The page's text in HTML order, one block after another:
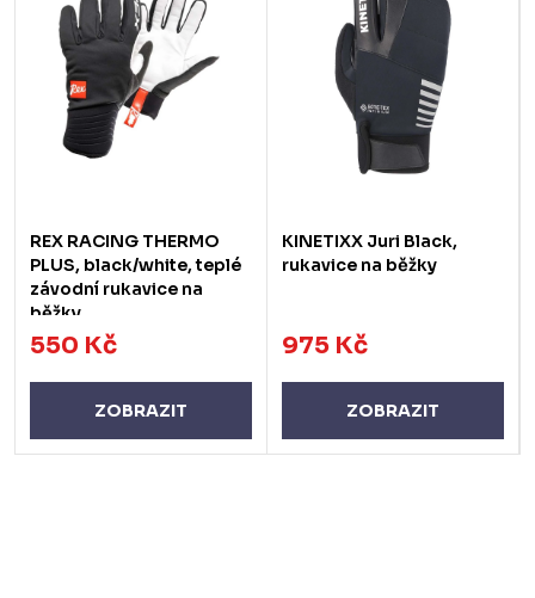
REX RACING THERMO
PLUS, black/white, teplé
závodní rukavice na
běžky
550 Kč
ZOBRAZIT
KINETIXX Juri Black,
rukavice na běžky
975 Kč
ZOBRAZIT